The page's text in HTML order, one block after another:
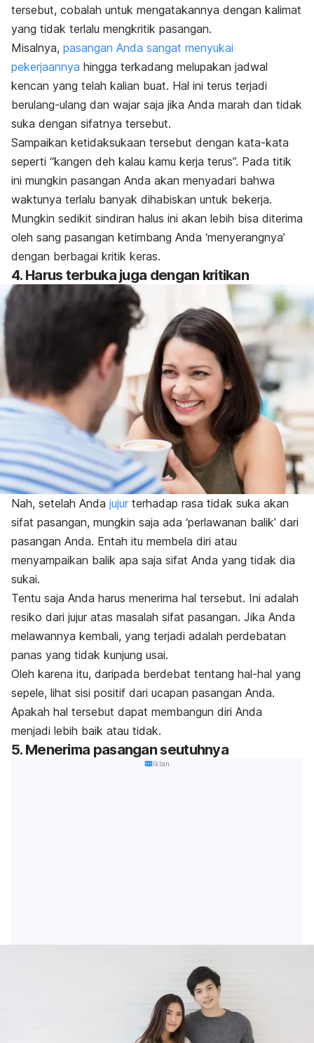
tersebut, cobalah untuk mengatakannya dengan kalimat
yang tidak terlalu mengkritik pasangan.
Misalnya, pasangan Anda sangat menyukai
pekerjaannya hingga terkadang melupakan jadwal
kencan yang telah kalian buat. Hal ini terus terjadi
berulang-ulang dan wajar saja jika Anda marah dan tidak
suka dengan sifatnya tersebut.
Sampaikan ketidaksukaan tersebut dengan kata-kata
seperti “kangen deh kalau kamu kerja terus”. Pada titik
ini mungkin pasangan Anda akan menyadari bahwa
waktunya terlalu banyak dihabiskan untuk bekerja.
Mungkin sedikit sindiran halus ini akan lebih bisa diterima
oleh sang pasangan ketimbang Anda ‘menyerangnya’
dengan berbagai kritik keras.
4. Harus terbuka juga dengan kritikan
Nah, setelah Anda jujur terhadap rasa tidak suka akan
sifat pasangan, mungkin saja ada ‘perlawanan balik’ dari
pasangan Anda. Entah itu membela diri atau
menyampaikan balik apa saja sifat Anda yang tidak dia
sukai.
Tentu saja Anda harus menerima hal tersebut. Ini adalah
resiko dari jujur atas masalah sifat pasangan. Jika Anda
melawannya kembali, yang terjadi adalah perdebatan
panas yang tidak kunjung usai.
Oleh karena itu, daripada berdebat tentang hal-hal yang
sepele, lihat sisi positif dari ucapan pasangan Anda.
Apakah hal tersebut dapat membangun diri Anda
menjadi lebih baik atau tidak.
5. Menerima pasangan seutuhnya
Iklan